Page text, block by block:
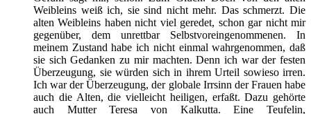
Weibleins weiß ich, sie sind nicht mehr. Das schmerzt. Die
alten Weibleins haben nicht viel geredet, schon gar nicht mir
gegenüber, dem unrettbar Selbstvoreingenommenen. In
meinem Zustand habe ich nicht einmal wahrgenommen, daß
sie sich Gedanken zu mir machten. Denn ich war der festen
Überzeugung, sie würden sich in ihrem Urteil sowieso irren.
Ich war der Überzeugung, der globale Irrsinn der Frauen habe
auch die Alten, die vielleicht heiligen, erfaßt. Dazu gehörte
auch Mutter Teresa von Kalkutta. Eine Teufelin,